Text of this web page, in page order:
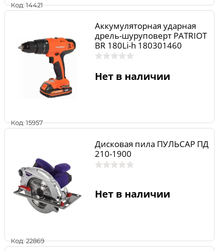
Код: 14421
Код: 15957
Аккумуляторная ударная
дрель-шуруповерт PATRIOT
BR 180Li-h 180301460
Нет в наличии
Код: 22869
Дисковая пила ПУЛЬСАР ПД
210-1900
Нет в наличии